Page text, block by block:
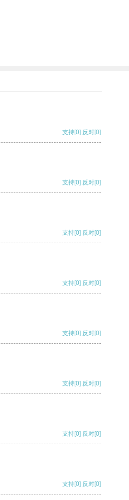
支持[0] 反对[0]
支持[0] 反对[0]
支持[0] 反对[0]
支持[0] 反对[0]
支持[0] 反对[0]
支持[0] 反对[0]
支持[0] 反对[0]
支持[0] 反对[0]